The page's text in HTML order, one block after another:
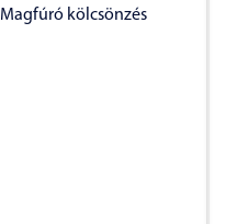
Magfúró kölcsönzés